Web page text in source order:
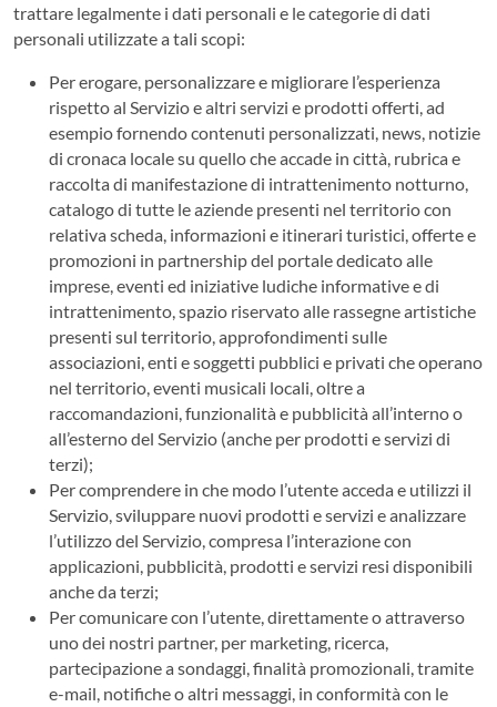
trattare legalmente i dati personali e le categorie di dati
personali utilizzate a tali scopi:
Per erogare, personalizzare e migliorare l’esperienza
rispetto al Servizio e altri servizi e prodotti offerti, ad
esempio fornendo contenuti personalizzati, news, notizie
di cronaca locale su quello che accade in città, rubrica e
raccolta di manifestazione di intrattenimento notturno,
catalogo di tutte le aziende presenti nel territorio con
relativa scheda, informazioni e itinerari turistici, offerte e
promozioni in partnership del portale dedicato alle
imprese, eventi ed iniziative ludiche informative e di
intrattenimento, spazio riservato alle rassegne artistiche
presenti sul territorio, approfondimenti sulle
associazioni, enti e soggetti pubblici e privati che operano
nel territorio, eventi musicali locali, oltre a
raccomandazioni, funzionalità e pubblicità all’interno o
all’esterno del Servizio (anche per prodotti e servizi di
terzi);
Per comprendere in che modo l’utente acceda e utilizzi il
Servizio, sviluppare nuovi prodotti e servizi e analizzare
l’utilizzo del Servizio, compresa l’interazione con
applicazioni, pubblicità, prodotti e servizi resi disponibili
anche da terzi;
Per comunicare con l’utente, direttamente o attraverso
uno dei nostri partner, per marketing, ricerca,
partecipazione a sondaggi, finalità promozionali, tramite
e-mail, notifiche o altri messaggi, in conformità con le